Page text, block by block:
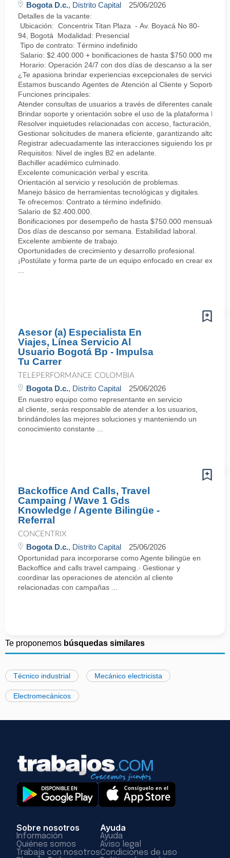
Bogota D.c., Distrito Capital 25/06/2026
Detalles de la vacante:
Ubicación: Concentrix Titan Plaza - Av. Boyacá No 80-
94, Bogotá Modalidad: Presencial
Tipo de contrato: Término indefinido
Salario: $2.400.000 + bonificaciones de hasta $750.000
Horario: Operación 24/7 con dos días de descanso a la
¿Te apasiona brindar experiencias excepcionales de servicio?
Estamos buscando Agentes de Atención al Cliente y Soporte
Funciones principales:
Atender consultas de usuarios a través de diferentes canales
Brindar soporte y orientación sobre el uso de la plataforma
Resolver inquietudes relacionadas con acceso, facturación,
Gestionar solicitudes de manera eficiente, garantizando altos
Registrar adecuadamente las interacciones siguiendo los
Requisitos: Nivel de ingles B2 en adelante.
Bachiller académico culminado.
Excelente comunicación verbal y escrita.
Orientación al servicio y resolución de problemas.
Manejo básico de herramientas tecnológicas y digitales.
Te ofrecemos: Contrato a término indefinido.
Salario de $2.400.000.
Bonificaciones por desempeño de hasta $750.000 mensuales.
Dos días de descanso por semana. Estabilidad laboral.
Excelente ambiente de trabajo.
Oportunidades de crecimiento y desarrollo profesional.
¡Postúlate y forma parte de un equipo enfocado en crear
Asesor (a) Especialista En
Viajes, Línea Servicio Al
Usuario Bogotá Bp - Impulsa
Tu Carrer
TELEPERFORMANCE COLOMBIA
Bogota D.c., Distrito Capital 25/06/2026
En nuestro equipo como representante en servicio
al cliente, serás responsable de atender a los usuarios,
brindándoles las mejores soluciones y manteniendo un
conocimiento constante ...
Backoffice And Calls, Travel
Campaing / Wave 1 Gds
Knowledge / Agente Bilingüe -
Referral
CONCENTRIX
Bogota D.c., Distrito Capital 25/06/2026
Oportunidad para incorporarse como Agente bilingüe en
Backoffice and calls travel campaing.· Gestionar y
coordinar las operaciones de atención al cliente
relacionadas con campañas ...
Te proponemos búsquedas similares
Técnico industrial Mecánico electricista
Electromecánicos
Sobre nosotros
Información
Quiénes somos
Trabaja con nosotros
Ayuda
Ayuda
Aviso legal
Condiciones de uso